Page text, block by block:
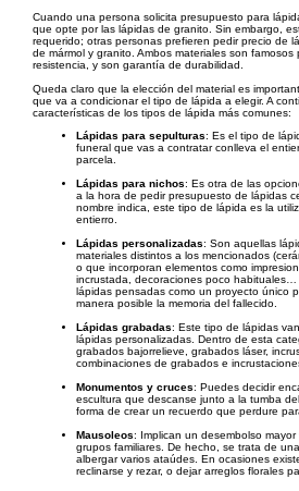
Cuando una persona solicita presupuesto para
que opte por las lápidas de granito. Sin embargo,
requerido; otras personas prefieren pedir precio de
de mármol y granito. Ambos materiales son famosos
resistencia, y son garantía de durabilidad.
Queda claro que la elección del material es
que va a condicionar el tipo de lápida a elegir. A
características de los tipos de lápida más comunes:
Lápidas para sepulturas: Es el tipo de
funeral que vas a contratar conlleva el
parcela.
Lápidas para nichos: Es otra de las
a la hora de pedir presupuesto de lápidas
nombre indica, este tipo de lápida es la
entierro.
Lápidas personalizadas: Son aquellas
materiales distintos a los mencionados
o que incorporan elementos como
incrustada, decoraciones poco
lápidas pensadas como un proyecto único
manera posible la memoria del fallecido.
Lápidas grabadas: Este tipo de lápidas
lápidas personalizadas. Dentro de esta
grabados bajorrelieve, grabados láser,
combinaciones de grabados e
Monumentos y cruces: Puedes decidir
escultura que descanse junto a la tumba
forma de crear un recuerdo que perdure
Mausoleos: Implican un desembolso
grupos familiares. De hecho, se trata de
albergar varios ataúdes. En ocasiones
reclinarse y rezar, o dejar arreglos florales